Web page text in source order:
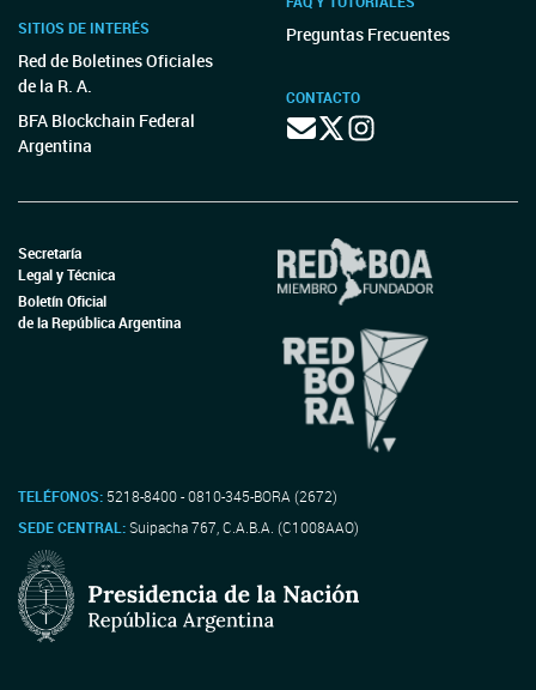
SITIOS DE INTERÉS
Red de Boletines Oficiales
de la R. A.
BFA Blockchain Federal
Argentina
Preguntas Frecuentes
CONTACTO
Secretaría
Legal y Técnica
Boletín Oficial
de la República Argentina
TELÉFONOS: 5218-8400 - 0810-345-BORA (2672)
SEDE CENTRAL:Suipacha 767, C.A.B.A. (C1008AAO)